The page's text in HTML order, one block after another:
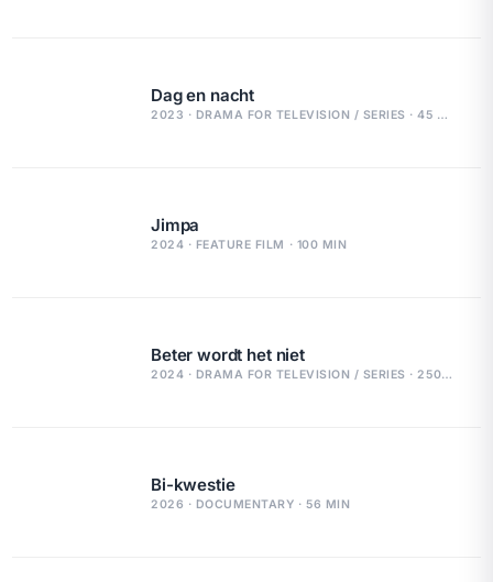
Dag en nacht
2023 · DRAMA FOR TELEVISION / SERIES · 45 MIN
Jimpa
2024 · FEATURE FILM · 100 MIN
Beter wordt het niet
2024 · DRAMA FOR TELEVISION / SERIES · 250 MIN
Bi-kwestie
2026 · DOCUMENTARY · 56 MIN